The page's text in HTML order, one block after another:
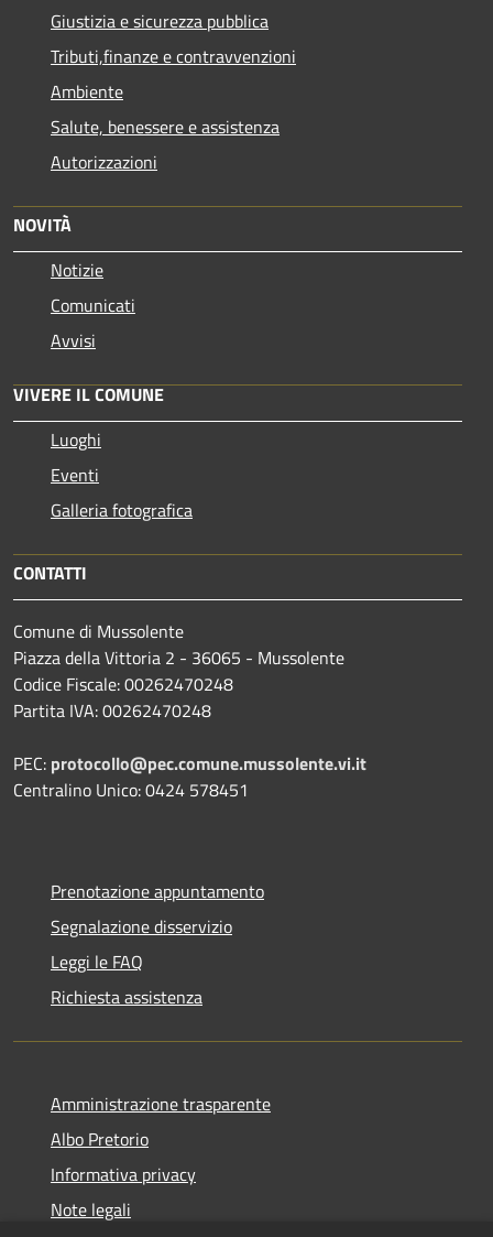
Giustizia e sicurezza pubblica
Tributi,finanze e contravvenzioni
Ambiente
Salute, benessere e assistenza
Autorizzazioni
NOVITÀ
Notizie
Comunicati
Avvisi
VIVERE IL COMUNE
Luoghi
Eventi
Galleria fotografica
CONTATTI
Comune di Mussolente
Piazza della Vittoria 2 - 36065 - Mussolente
Codice Fiscale: 00262470248
Partita IVA: 00262470248
PEC: protocollo@pec.comune.mussolente.vi.it
Centralino Unico: 0424 578451
Prenotazione appuntamento
Segnalazione disservizio
Leggi le FAQ
Richiesta assistenza
Amministrazione trasparente
Albo Pretorio
Informativa privacy
Note legali